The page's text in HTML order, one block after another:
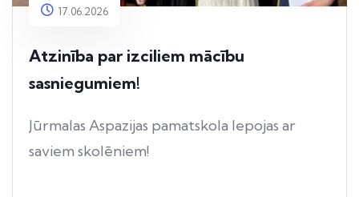
17.06.2026
Atzinība par izciliem mācību
sasniegumiem!
Jūrmalas Aspazijas pamatskola lepojas ar
saviem skolēniem!